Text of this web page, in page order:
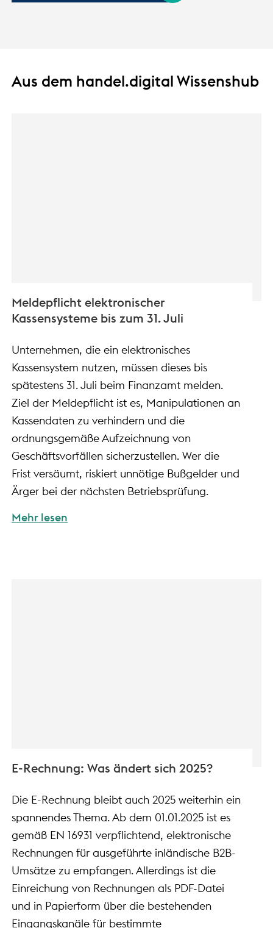
Aus dem handel.digital Wissenshub
Meldepflicht elektronischer
Kassensysteme bis zum 31. Juli
Unternehmen, die ein elektronisches
Kassensystem nutzen, müssen dieses bis
spätestens 31. Juli beim Finanzamt melden.
Ziel der Meldepflicht ist es, Manipulationen an
Kassendaten zu verhindern und die
ordnungsgemäße Aufzeichnung von
Geschäftsvorfällen sicherzustellen. Wer die
Frist versäumt, riskiert unnötige Bußgelder und
Ärger bei der nächsten Betriebsprüfung.
Mehr lesen
E-Rechnung: Was ändert sich 2025?
Die E-Rechnung bleibt auch 2025 weiterhin ein
spannendes Thema. Ab dem 01.01.2025 ist es
gemäß EN 16931 verpflichtend, elektronische
Rechnungen für ausgeführte inländische B2B-
Umsätze zu empfangen. Allerdings ist die
Einreichung von Rechnungen als PDF-Datei
und in Papierform über die bestehenden
Eingangskanäle für bestimmte